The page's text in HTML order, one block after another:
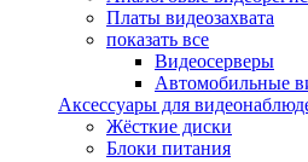
Платы видеозахвата
показать все
Видеосерверы
Автомобильные
Аксессуары для
Жёсткие диски
Блоки питания